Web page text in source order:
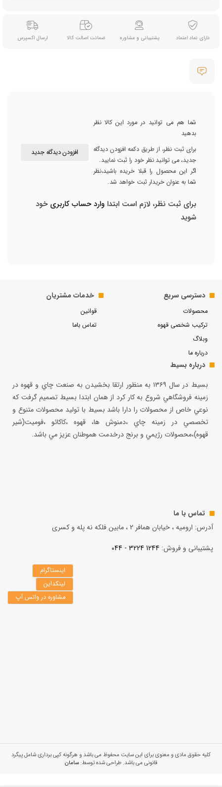
دارای نماد اعتماد پشتیبانی و مشاوره ضمانت اصالت کالا ارسال اکسپرس
شما هم می توانید در مورد این کالا نظر
بدهید
برای ثبت نظر، از طریق دکمه افزودن دیدگاه
جدید، می توانید نظر خود را ثبت نمایید.
اگر این محصول را قبلا خریده باشید،نظر
شما به عنوان خریدار ثبت خواهد شد.
افزودن دیدگاه جدید
برای ثبت نظر، لازم است ابتدا وارد حساب کاربریخود
شوید
دسترسی سریع
محصولات
ترکیب شخصی قهوه
وبلاگ
درباره ما
خدمات مشتریان
قوانین
تماس باما
درباره بسیط
بسيط در سال ۱۳۶۹ به منظور ارتقا بخشيدن به صنعت چاي و قهوه در
زمينه فروشگاهي شروع به كار كرد از همان ابتدا بسيط تصميم گرفت كه
نوعي خاص از محصولات را دارا باشد بسيط با توليد محصولات متنوع و
تخصصي در زمينه چاي ،دمنوش ها، قهوه ،كاكائو ،فوميت(شير
قهوه)،محصولات رژيمي و برنج درخدمت هموطنان عزيز مي باشد.
تماس با ما
آدرس: ارومیه ، خیابان همافر 2 ، مابين فلكه نه پله و کسری
پشتیبانی و فروش: 1244 3224 - 044
اینستاگرام
لینکداین
مشاوره در واتس آپ
کلیه حقوق مادی و معنوی برای این سایت محفوظ می باشد و هرگونه کپی برداری شامل پیگرد
قانونی می باشد. طراحی شده توسط:سامان